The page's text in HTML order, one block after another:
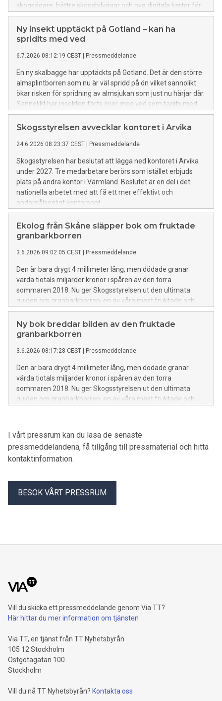
skogsägare, bättre skogsbilvägar och nya digitala kartor för
att upptäcka stormfällda träd.
Ny insekt upptäckt på Gotland – kan ha
spridits med ved
6.7.2026 08:12:19 CEST Pressmeddelande
En ny skalbagge har upptäckts på Gotland. Det är den större
almsplintborren som nu är väl spridd på ön vilket sannolikt
ökar risken för spridning av almsjukan som just nu härjar där.
Sannolikt har insekten förts över med ved som tagits med
från fastlandet, något man bör vara försiktig med. Samtidigt
fortsätter Skogsstyrelsen bekämpningsarbetet mot
Skogsstyrelsen avvecklar kontoret i Arvika
24.6.2026 08:23:37 CEST Pressmeddelande
Skogsstyrelsen har beslutat att lägga ned kontoret i Arvika
under 2027. Tre medarbetare berörs som istället erbjuds
plats på andra kontor i Värmland. Beslutet är en del i det
nationella arbetet med att få ett mer effektivt och
ändamålsenligt kontorsnät.
Ekolog från Skåne släpper bok om fruktade
granbarkborren
3.6.2026 09:02:05 CEST Pressmeddelande
Den är bara drygt 4 millimeter lång, men dödade granar
värda tiotals miljarder kronor i spåren av den torra
sommaren 2018. Nu ger Skogsstyrelsen ut den ultimata
guiden om granbarkborren, en av våra mest fruktade och
kända insekter. Boken är den första i sitt slag i Sverige och är
skriven av ekologen och jägmästaren Gunnar Isacsson,
boende utanför Kristianstad, med mer än en halvt sekels
Ny bok breddar bilden av den fruktade
granbarkborren
3.6.2026 08:17:28 CEST Pressmeddelande
Den är bara drygt 4 millimeter lång, men dödade granar
värda tiotals miljarder kronor i spåren av den torra
sommaren 2018. Nu ger Skogsstyrelsen ut den ultimata
guiden om granbarkborren, en av våra mest fruktade och
mer än en halvt sekels erfarenhet av skalbaggen.
I vårt pressrum kan du läsa de senaste
pressmeddelandena, få tillgång till pressmaterial och hitta
kontaktinformation.
BESÖK VÅRT PRESSRUM
Vill du skicka ett pressmeddelande genom Via TT?
Här hittar du mer information om tjänsten
Via TT, en tjänst från TT Nyhetsbyrån
105 12 Stockholm
Östgötagatan 100
Stockholm
Vill du nå TT Nyhetsbyrån? Kontakta oss